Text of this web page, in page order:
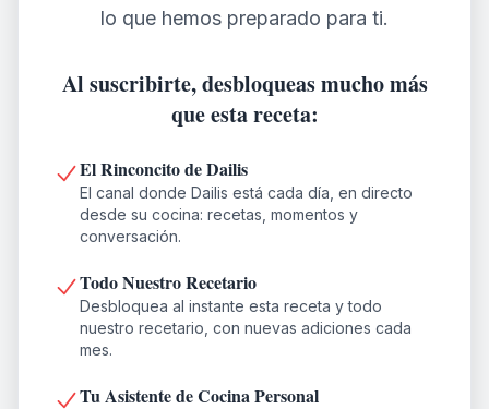
lo que hemos preparado para ti.
Al suscribirte, desbloqueas mucho más
que esta receta:
El Rinconcito de Dailis
El canal donde Dailis está cada día, en directo
desde su cocina: recetas, momentos y
conversación.
Todo Nuestro Recetario
Desbloquea al instante esta receta y todo
nuestro recetario, con nuevas adiciones cada
mes.
Tu Asistente de Cocina Personal